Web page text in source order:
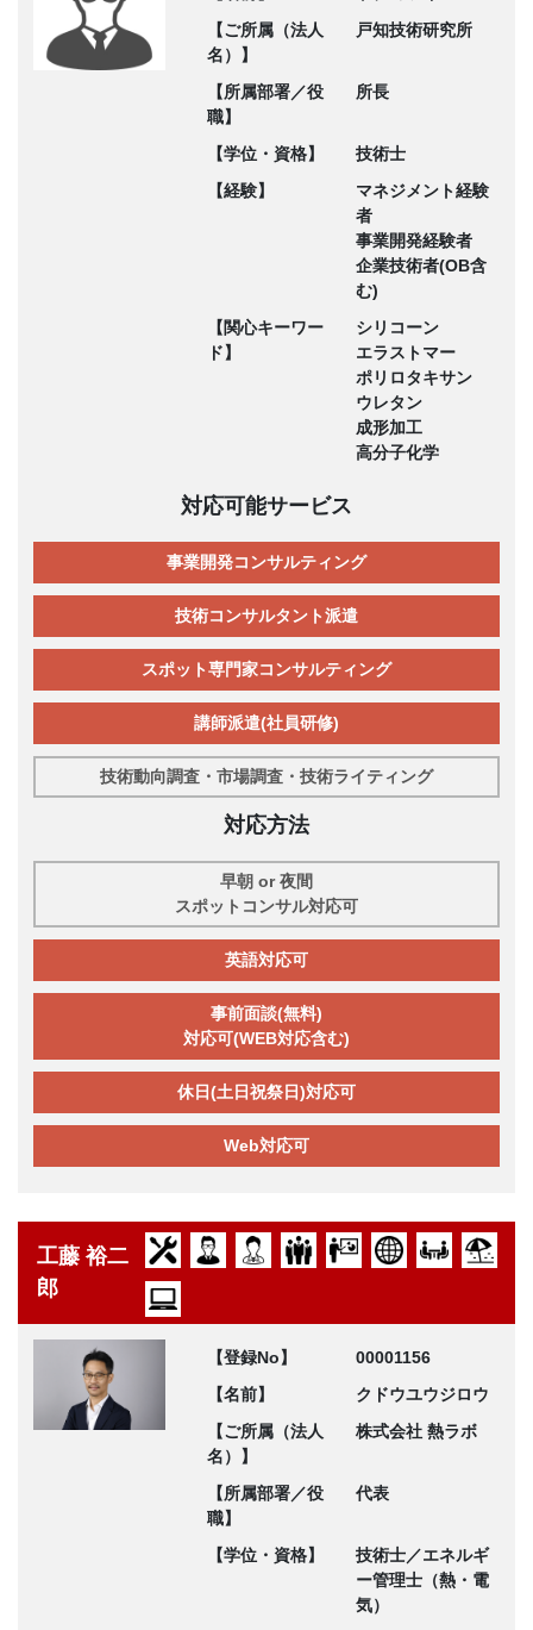
【ご所属（法人
名）】
戸知技術研究所
【所属部署／役
職】
所長
【学位・資格】
技術士
【経験】
マネジメント経験
者
事業開発経験者
企業技術者(OB含
む)
【関心キーワー
ド】
シリコーン
エラストマー
ポリロタキサン
ウレタン
成形加工
高分子化学
対応可能サービス
事業開発コンサルティング
技術コンサルタント派遣
スポット専門家コンサルティング
講師派遣(社員研修)
技術動向調査・市場調査・技術ライティング
対応方法
早朝 or 夜間
スポットコンサル対応可
英語対応可
事前面談(無料)
対応可(WEB対応含む)
休日(土日祝祭日)対応可
Web対応可
工藤 裕二
郎
【登録No】
00001156
【名前】
クドウユウジロウ
【ご所属（法人
名）】
株式会社 熱ラボ
【所属部署／役
職】
代表
【学位・資格】
技術士／エネルギ
ー管理士（熱・電
気）